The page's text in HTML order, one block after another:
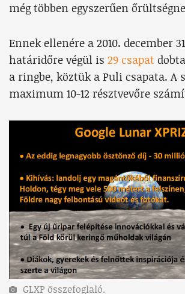
még többen egyszerűen
Ennek ellenére a 2010. december
határidőre végül is 29 csapat
a ringbe, köztük a Puli csapata. A
maximum 10-12 résztvevőre
GLXP összefoglaló.